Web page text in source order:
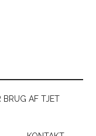
BRUG AF TJET